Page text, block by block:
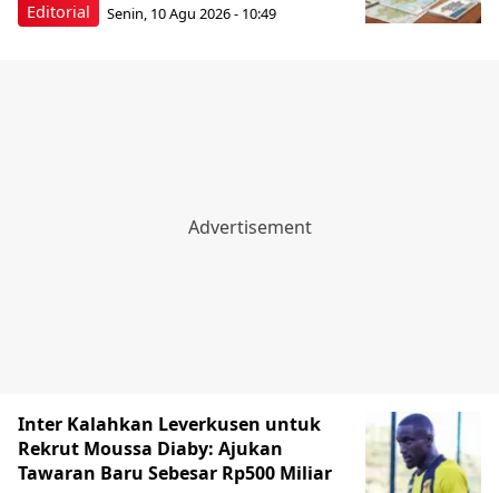
Editorial Senin, 10 Agu 2026 - 10:49
Inter Kalahkan Leverkusen untuk
Rekrut Moussa Diaby: Ajukan
Tawaran Baru Sebesar Rp500 Miliar